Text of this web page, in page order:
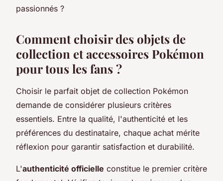
passionnés ?
Comment choisir des objets de
collection et accessoires Pokémon
pour tous les fans ?
Choisir le parfait objet de collection Pokémon
demande de considérer plusieurs critères
essentiels. Entre la qualité, l'authenticité et les
préférences du destinataire, chaque achat mérite
réflexion pour garantir satisfaction et durabilité.
L'authenticité officielle constitue le premier critère